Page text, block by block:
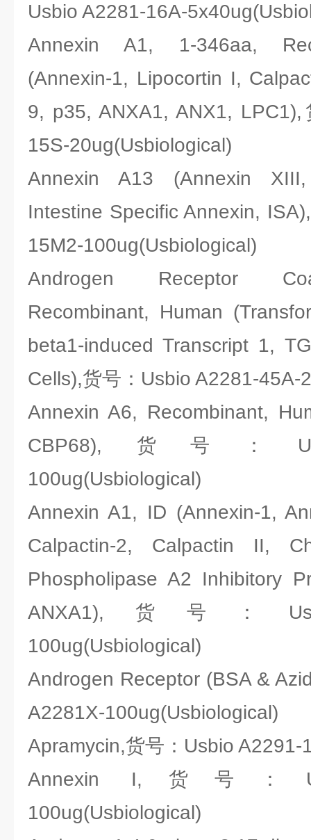
Usbio A2281-16A-
Annexin A1, 1-346aa,
(Annexin-1, Lipocortin I,
9, p35, ANXA1, ANX1,
15S-20ug(Usbiological)
Annexin A13 (Annexin
Intestine Specific Annexin,
15M2-100ug(Usbiological)
Androgen Receptor
Recombinant, Human
beta1-induced Transcript 1,
Cells),货号：Usbio A2281-45A-
Annexin A6, Recombinant,
CBP68),货号：
100ug(Usbiological)
Annexin A1, ID (Annexin-1,
Calpactin-2, Calpactin II,
Phospholipase A2 Inhibitory
ANXA1),货号：
100ug(Usbiological)
Androgen Receptor (BSA &
A2281X-100ug(Usbiological)
Apramycin,货号：Usbio A2291-
Annexin I,货号：
100ug(Usbiological)